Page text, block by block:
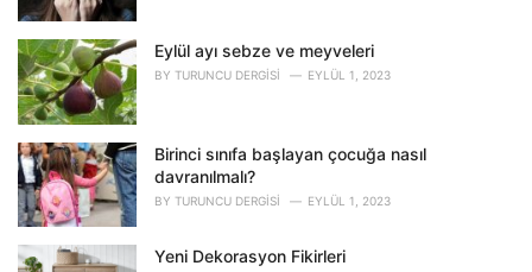
e
:
Eylül ayı sebze ve meyveleri
BY TURUNCU DERGISI EYLÜL 1, 2023
Birinci sınıfa başlayan çocuğa nasıl
davranılmalı?
BY TURUNCU DERGISI EYLÜL 1, 2023
Yeni Dekorasyon Fikirleri